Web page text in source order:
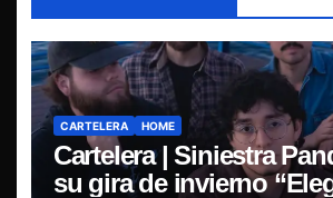
CARTELERA HOME
Cartelera | Siniestra
su gira de invierno